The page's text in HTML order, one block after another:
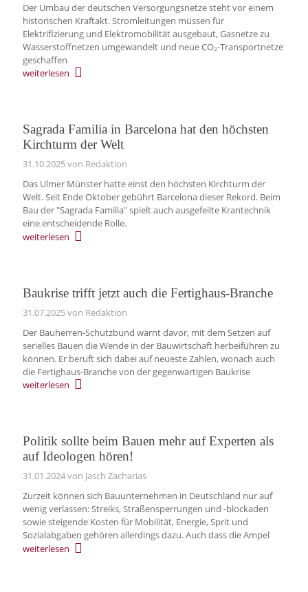
Der Umbau der deutschen Versorgungsnetze steht vor einem
historischen Kraftakt. Stromleitungen müssen für
Elektrifizierung und Elektromobilität ausgebaut, Gasnetze zu
Wasserstoffnetzen umgewandelt und neue CO₂-Transportnetze
geschaffen
weiterlesen
Sagrada Familia in Barcelona hat den höchsten
Kirchturm der Welt
31.10.2025von Redaktion
Das Ulmer Münster hatte einst den höchsten Kirchturm der
Welt. Seit Ende Oktober gebührt Barcelona dieser Rekord. Beim
Bau der "Sagrada Familia" spielt auch ausgefeilte Krantechnik
eine entscheidende Rolle.
weiterlesen
Baukrise trifft jetzt auch die Fertighaus-Branche
31.07.2025von Redaktion
Der Bauherren-Schutzbund warnt davor, mit dem Setzen auf
serielles Bauen die Wende in der Bauwirtschaft herbeiführen zu
können. Er beruft sich dabei auf neueste Zahlen, wonach auch
die Fertighaus-Branche von der gegenwärtigen Baukrise
weiterlesen
Politik sollte beim Bauen mehr auf Experten als
auf Ideologen hören!
31.01.2024von Jasch Zacharias
Zurzeit können sich Bauunternehmen in Deutschland nur auf
wenig verlassen: Streiks, Straßensperrungen und -blockaden
sowie steigende Kosten für Mobilität, Energie, Sprit und
Sozialabgaben gehören allerdings dazu. Auch dass die Ampel
weiterlesen